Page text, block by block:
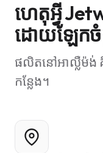
ហេតុអ្វី
ដោយឡែកចំ
ផលិតនៅអាល្លឺម៉ង់ គិ
កន្លែង។